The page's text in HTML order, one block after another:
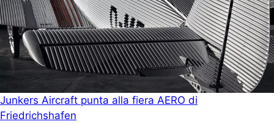
Junkers Aircraft punta alla fiera AERO di
Friedrichshafen